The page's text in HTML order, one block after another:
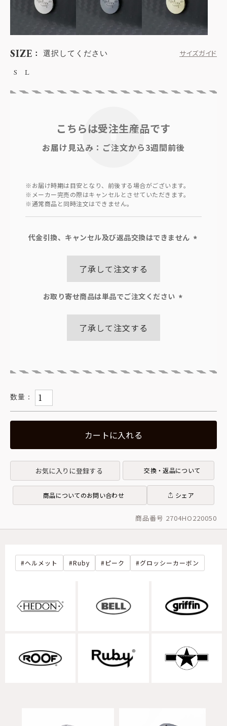
SIZE 選択してください
サイズガイド
S
L
こちらは受注生産品です
お届け見込み：ご注文から3週間前後
※お届け時期は目安となり、前後する場合がございます。
※メーカー完売の際はキャンセルとさせていただきます。
※通常商品と同時注文はできません。
代金引換、キャンセル及び返品交換はできません
了承して注文する
お取り寄せ商品は単品でご注文ください
了承して注文する
カートに入れる
お気に入りに登録する 交換・返品について
商品についてのお問い合わせ シェア
商品番号 2704HO220050
ヘルメット Ruby ピーク グロッシーカーボン